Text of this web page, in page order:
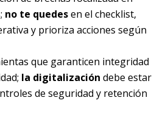
no te quedesen el checklist,
y prioriza acciones según
que garanticen integridad
la digitalización debe estar
de seguridad y retención